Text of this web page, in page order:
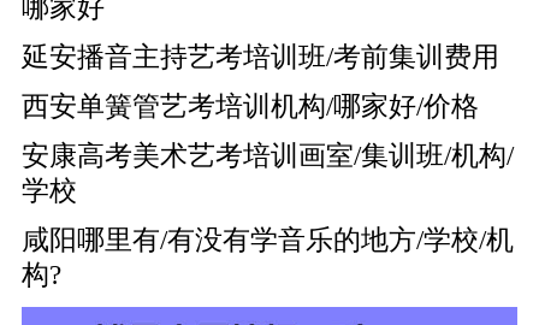
哪家好
延安播音主持艺考培训班/考前集训费用
西安单簧管艺考培训机构/哪家好/价格
安康高考美术艺考培训画室/集训班/机构/
学校
咸阳哪里有/有没有学音乐的地方/学校/机
构?